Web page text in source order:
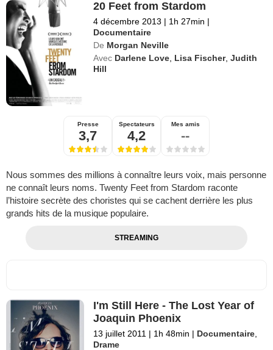
20 Feet from Stardom
4 décembre 2013 | 1h 27min |
Documentaire
De Morgan Neville
Avec Darlene Love Lisa Fischer,Judith
Hill
Presse
3,7
Spectateurs
4,2
Mes amis
--
Nous sommes des millions à connaître leurs voix, mais personne
ne connaît leurs noms. Twenty Feet from Stardom raconte
l’histoire secrète des choristes qui se cachent derrière les plus
grands hits de la musique populaire.
STREAMING
I'm Still Here - The Lost Year of
Joaquin Phoenix
13 juillet 2011 | 1h 48min | Documentaire
Drame